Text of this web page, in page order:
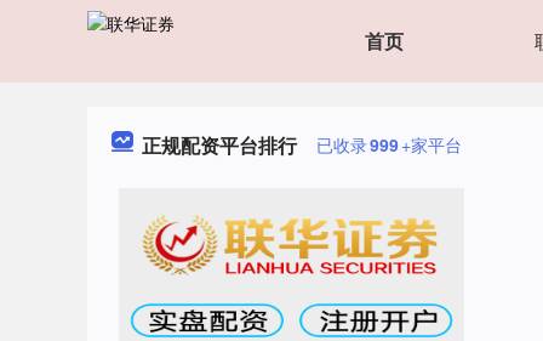
首页
正规配资平台排行 已收录999+家平台